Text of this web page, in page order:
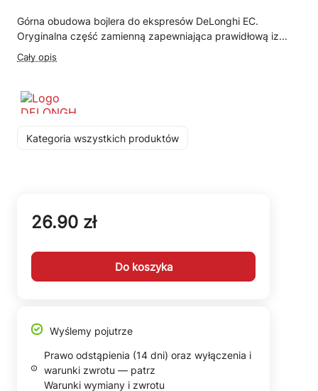
Górna obudowa bojlera do ekspresów DeLonghi EC.
Oryginalna część zamienną zapewniająca prawidłową iz...
Cały opis
Kategoria wszystkich produktów
26.90 zł
Do koszyka
Wyślemy pojutrze
Prawo odstąpienia (14 dni) oraz wyłączenia i
warunki zwrotu — patrz
Warunki wymiany i zwrotu